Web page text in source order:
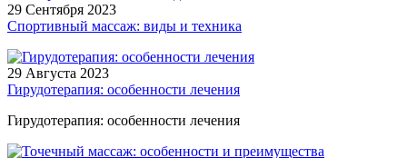
29 Сентября 2023
Спортивный массаж: виды и техника
29 Августа 2023
Гирудотерапия: особенности лечения
Гирудотерапия: особенности лечения